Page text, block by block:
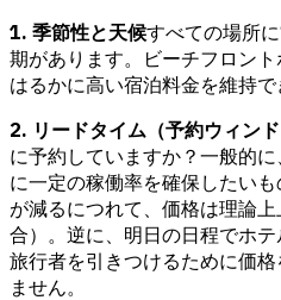
1. 季節性と天候すべての場所
期があります。ビーチフロン
はるかに高い宿泊料金を維持で
2. リードタイム（予約ウィンド
に予約していますか？一般的
に一定の稼働率を確保したい
が減るにつれて、価格は理論
合）。逆に、明日の日程でホ
旅行者を引きつけるために価
ません。